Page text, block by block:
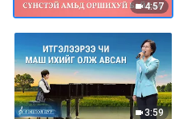
4:57
3:59